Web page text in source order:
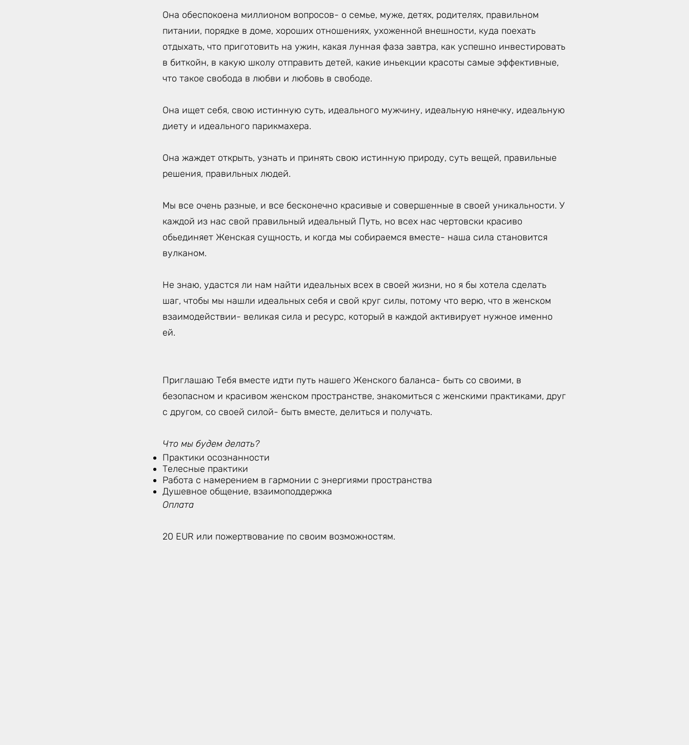
Она обеспокоена миллионом вопросов- о семье, муже, детях, родителях, правильном
питании, порядке в доме, хороших отношениях, ухоженной внешности, куда поехать
отдыхать, что приготовить на ужин, какая лунная фаза завтра, как успешно инвестировать
в биткойн, в какую школу отправить детей, какие иньекции красоты самые эффективные,
что такое свобода в любви и любовь в свободе.
Она ищет себя, свою истинную суть, идеального мужчину, идеальную нянечку, идеальную
диету и идеального парикмахера.
Она жаждет открыть, узнать и принять свою истинную природу, суть вещей, правильные
решения, правильных людей.
Мы все очень разные, и все бесконечно красивые и совершенные в своей уникальности. У
каждой из нас свой правильный идеальный Путь, но всех нас чертовски красиво
обьединяет Женская сущность, и когда мы собираемся вместе- наша сила становится
вулканом.
Не знаю, удастся ли нам найти идеальных всех в своей жизни, но я бы хотела сделать
шаг, чтобы мы нашли идеальных себя и свой круг силы, потому что верю, что в женском
взаимодействии- великая сила и ресурс, который в каждой активирует нужное именно
ей.
Приглашаю Тебя вместе идти путь нашего Женского баланса- быть со своими, в
безопасном и красивом женском пространстве, знакомиться с женскими практиками, друг
с другом, со своей силой- быть вместе, делиться и получать.
Что мы будем делать?
Практики осознанности
Телесные практики
Работа с намерением в гармонии с энергиями пространства
Душевное общение, взаимоподдержка
Оплата
20 EUR или пожертвование по своим возможностям.